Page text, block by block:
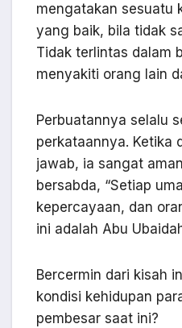
mengatakan sesuatu
yang baik, bila tidak
Tidak terlintas dalam
menyakiti orang lain
Perbuatannya selalu
perkataannya. Ketika
jawab, ia sangat
bersabda, “Setiap
kepercayaan, dan
ini adalah Abu
Bercermin dari kisah
kondisi kehidupan
pembesar saat ini?